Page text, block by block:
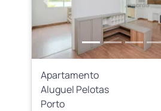
Anterior
Apartamento
Aluguel Pelotas
Porto